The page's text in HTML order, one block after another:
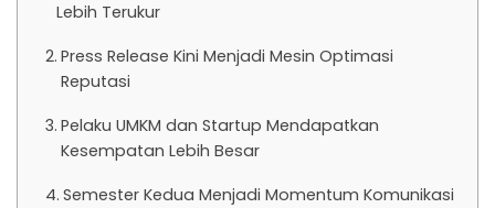
Lebih Terukur
Press Release Kini Menjadi Mesin Optimasi
Reputasi
Pelaku UMKM dan Startup Mendapatkan
Kesempatan Lebih Besar
Semester Kedua Menjadi Momentum Komunikasi